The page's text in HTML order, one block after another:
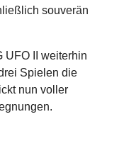
souverän
UFO II weiterhin
Spielen die
nun voller